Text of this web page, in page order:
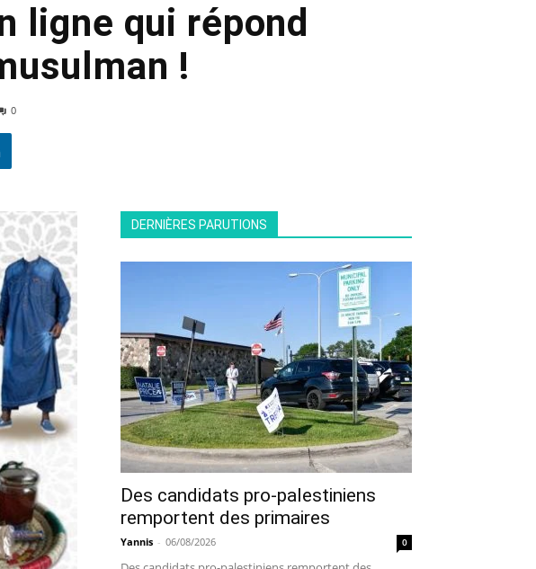
ligne qui répond
!
0
DERNIÈRES PARUTIONS
Des candidats pro-palestiniens
remportent des primaires
Yannis - 06/08/2026 0